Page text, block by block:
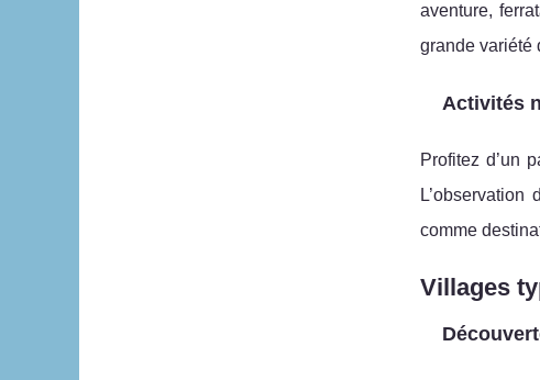
aventure,
grande variété
Activités
Profitez d’un
comme
Villages